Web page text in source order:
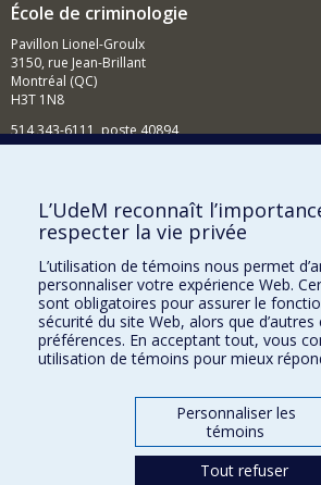
École de criminologie
Pavillon Lionel-Groulx
3150, rue Jean-Brillant
Montréal (QC)
H3T 1N8
514 343-6111, poste 40894
Comment soutenir l'École?
BESOIN D'AIDE?
Plan du site
Signaler une erreur
Accessibilité
FACULTÉ DES ARTS ET DES SCIENCES
Nos départements et écoles
L’UdeM reconnaît
respecter la vie privée
L’utilisation de témoins nous permet
personnaliser votre expérience Web.
sont obligatoires pour assurer le
sécurité du site Web, alors que
préférences. En acceptant tout, vous
utilisation de témoins pour mieux
Personnaliser les
témoins
Tout refuser